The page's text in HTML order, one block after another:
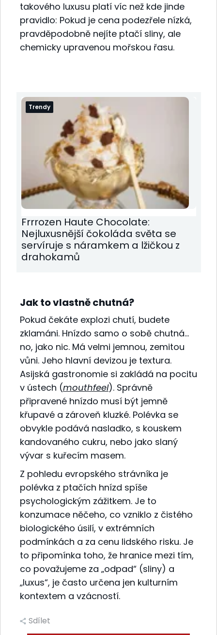
takového luxusu platí víc než kde jinde
pravidlo: Pokud je cena podezřele nízká,
pravděpodobně nejíte ptačí sliny, ale
chemicky upravenou mořskou řasu.
Trendy
Frrrozen Haute Chocolate:
Nejluxusnější čokoláda světa se
servíruje s náramkem a lžičkou z
drahokamů
Jak to vlastně chutná?
Pokud čekáte explozi chutí, budete
zklamáni. Hnízdo samo o sobě chutná…
no, jako nic. Má velmi jemnou, zemitou
vůni. Jeho hlavní devizou je textura.
Asijská gastronomie si zakládá na pocitu
v ústech (mouthfeel). Správně
připravené hnízdo musí být jemně
křupavé a zároveň kluzké. Polévka se
obvykle podává nasladko, s kouskem
kandovaného cukru, nebo jako slaný
vývar s kuřecím masem.
Z pohledu evropského strávníka je
polévka z ptačích hnízd spíše
psychologickým zážitkem. Je to
konzumace něčeho, co vzniklo z čistého
biologického úsilí, v extrémních
podmínkách a za cenu lidského risku. Je
to připomínka toho, že hranice mezi tím,
co považujeme za „odpad“ (sliny) a
„luxus“, je často určena jen kulturním
kontextem a vzácností.
Sdílet